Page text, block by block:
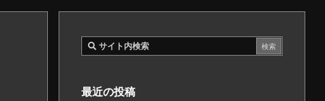
最近の投稿